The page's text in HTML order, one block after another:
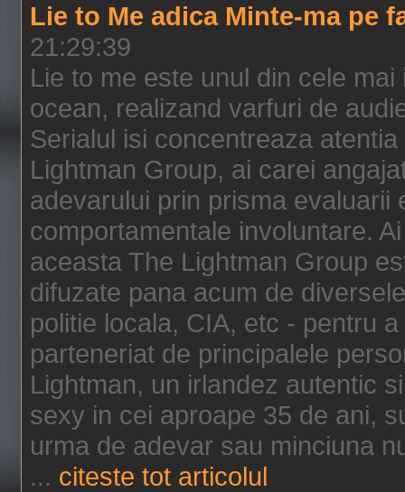
Lie to Me adica Minte-ma pe
21:29:39
Lie to me este unul din cele
ocean, realizand varfuri de
Serialul isi concentreaza
Lightman Group, ai carei
adevarului prin prisma evaluarii
comportamentale involuntare.
aceasta The Lightman Group
difuzate pana acum de
politie locala, CIA, etc - pentru
parteneriat de principalele
Lightman, un irlandez autentic
sexy in cei aproape 35 de ani,
urma de adevar sau minciuna
... citeste tot articolul